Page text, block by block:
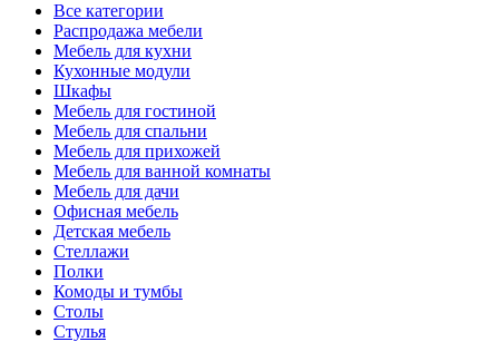
Все категории
Распродажа мебели
Мебель для кухни
Кухонные модули
Шкафы
Мебель для гостиной
Мебель для спальни
Мебель для прихожей
Мебель для ванной комнаты
Мебель для дачи
Офисная мебель
Детская мебель
Стеллажи
Полки
Комоды и тумбы
Столы
Стулья